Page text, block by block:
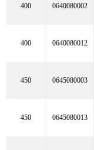
400 0640080002
400 0640080012
450 0645080003
450 0645080013